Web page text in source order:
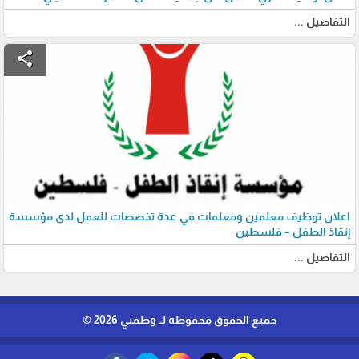
التفاصيل ...
share
اعلان توظيف معلمين ومعلمات في عدة تخصصات للعمل لدى مؤسسة
إنقاذ الطفل – فلسطين
التفاصيل ...
جميع الحقوق محفوظة لــ وظفني 2026 ©